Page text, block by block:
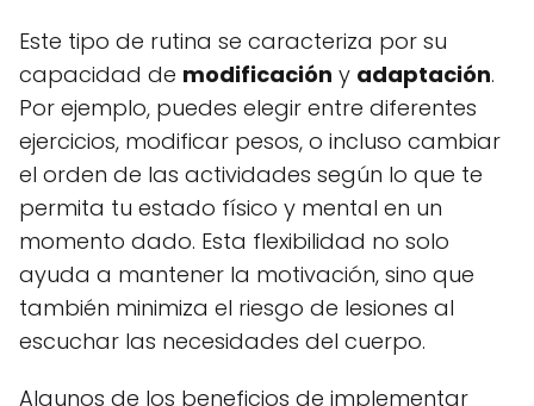
Este tipo de rutina se caracteriza por su
capacidad de modificación y adaptación.
Por ejemplo, puedes elegir entre diferentes
ejercicios, modificar pesos, o incluso cambiar
el orden de las actividades según lo que te
permita tu estado físico y mental en un
momento dado. Esta flexibilidad no solo
ayuda a mantener la motivación, sino que
también minimiza el riesgo de lesiones al
escuchar las necesidades del cuerpo.
Algunos de los beneficios de implementar